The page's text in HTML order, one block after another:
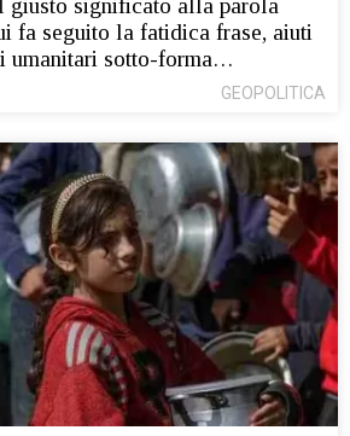
giusto significato alla parola
fa seguito la fatidica frase, aiuti
umanitari sotto-forma…
GEOPOLITICA